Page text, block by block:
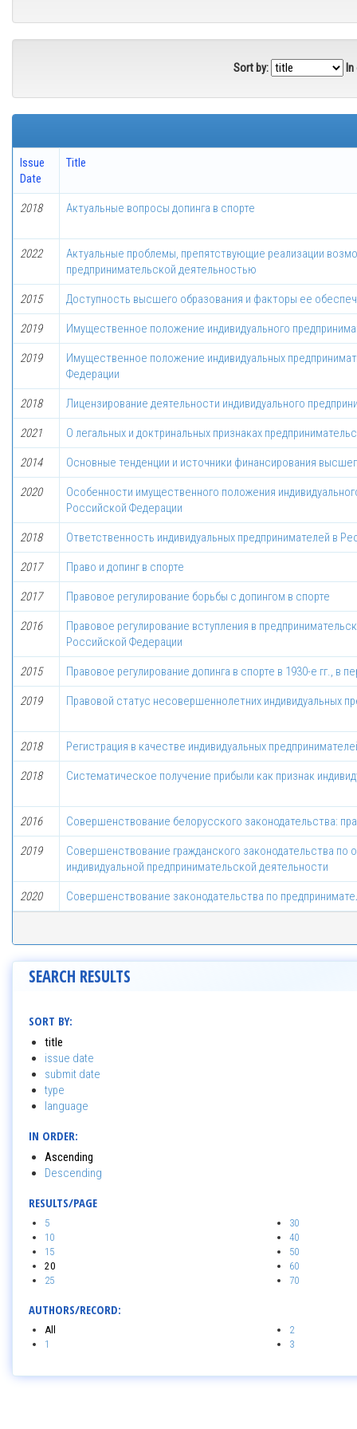
Sort by: In
Issue
Date
Title
2018 Актуальные вопросы допинга в спорте
2022
Актуальные проблемы, препятствующие реализации
предпринимательской деятельностью
2015 Доступность высшего образования и факторы ее
2019 Имущественное положение индивидуального
2019
Имущественное положение индивидуальных
Федерации
2018 Лицензирование деятельности индивидуального
2021 О легальных и доктринальных признаках
2014 Основные тенденции и источники финансирования
2020
Особенности имущественного положения
Российской Федерации
2018 Ответственность индивидуальных предпринимателей в
2017 Право и допинг в спорте
2017 Правовое регулирование борьбы с допингом в спорте
2016
Правовое регулирование вступления в
Российской Федерации
2015 Правовое регулирование допинга в спорте в 1930-е гг., в
2019 Правовой статус несовершеннолетних индивидуальных
2018 Регистрация в качестве индивидуальных
2018 Систематическое получение прибыли как признак
2016 Совершенствование белорусского законодательства:
2019
Совершенствование гражданского законодательства по
индивидуальной предпринимательской деятельности
2020 Совершенствование законодательства по
SEARCH RESULTS
SORT BY:
title
issue date
submit date
type
language
IN ORDER:
Ascending
Descending
RESULTS/PAGE
5
10
15
20
25
30
40
50
60
70
AUTHORS/RECORD:
All
1
2
3